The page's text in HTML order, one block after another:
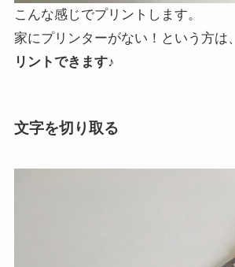
こんな感じでプリントします。
家にプリンターがない！という方は、
リントできます♪
文字を切り取る